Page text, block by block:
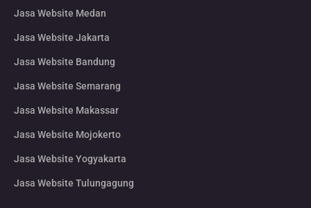
Jasa Website Medan
Jasa Website Jakarta
Jasa Website Bandung
Jasa Website Semarang
Jasa Website Makassar
Jasa Website Mojokerto
Jasa Website Yogyakarta
Jasa Website Tulungagung